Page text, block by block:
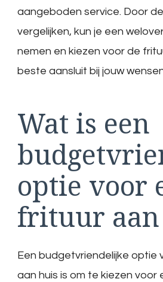
aangeboden service. Door
vergelijken, kun je een
nemen en kiezen voor de
beste aansluit bij jouw
Wat is een
optie voor
frituur aan
Een budgetvriendelijke optie
aan huis is om te kiezen voor